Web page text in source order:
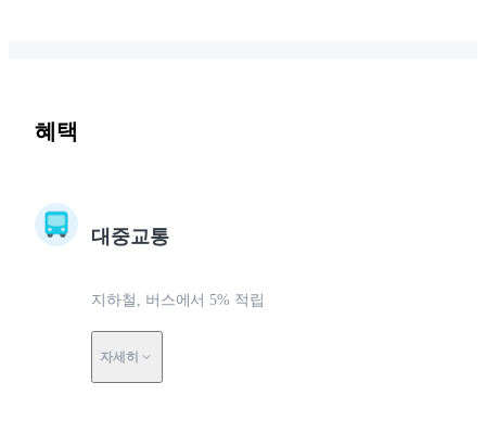
혜택
대중교통
지하철, 버스에서 5% 적립
자세히